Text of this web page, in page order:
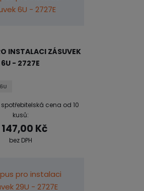
INSTALACI ZÁSUVEK
6U - 2727E
cena od 10
kusů:
Kč
bez DPH